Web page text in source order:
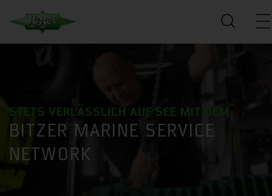
STETS VERLÄSSLICH AUF SEE MIT DEM
BITZER MARINE SERVICE
NETWORK